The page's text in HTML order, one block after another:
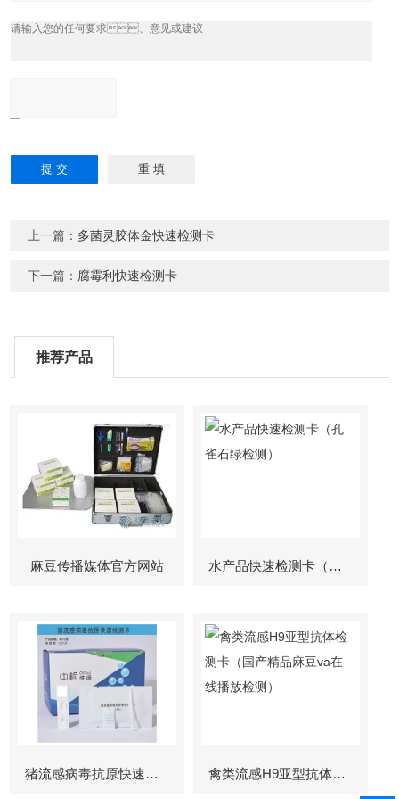
上一篇： 多菌灵胶体金快速检测卡
下一篇： 腐霉利快速检测卡
推荐产品
麻豆传播媒体官方网站 水产品快速检测卡（孔雀石绿检测）
猪流感病毒抗原快速检测卡 禽类流感H9亚型抗体检测卡（国产精品麻豆va在线播放检测）